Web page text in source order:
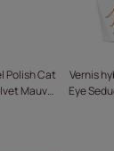
Polish Cat
Mauve
Vernis
Eye